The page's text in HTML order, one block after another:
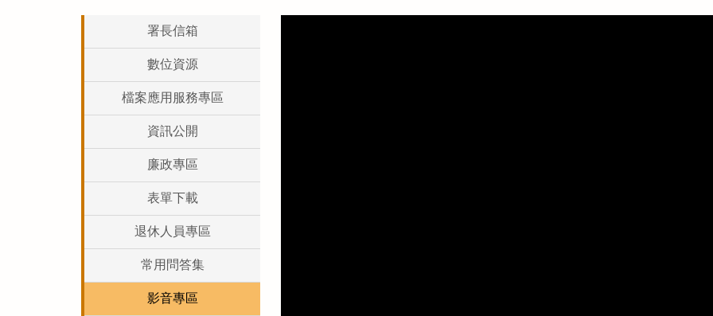
署長信箱
數位資源
檔案應用服務專區
資訊公開
廉政專區
表單下載
退休人員專區
常用問答集
影音專區